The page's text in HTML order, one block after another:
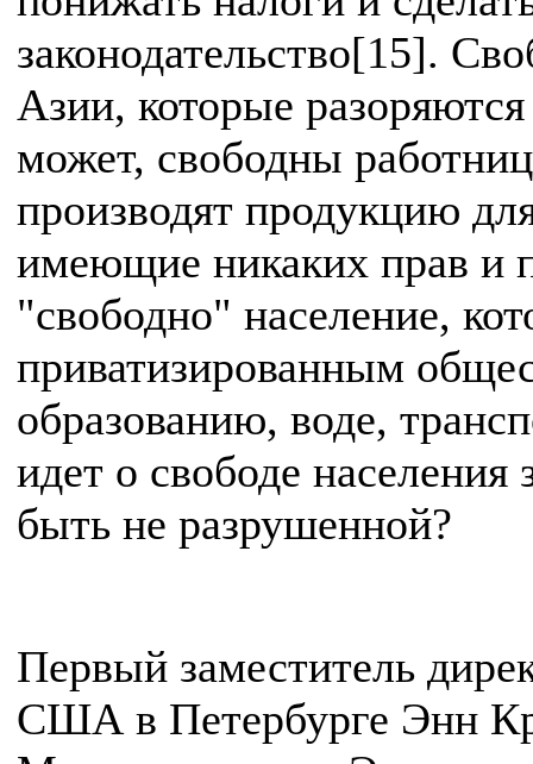
законодательство[15].
Азии, которые
может, свободны
производят продукцию
имеющие никаких прав и
"свободно" население,
приватизированным
образованию, воде,
идет о свободе
быть не разрушенной?
Первый заместитель
США в Петербурге Энн